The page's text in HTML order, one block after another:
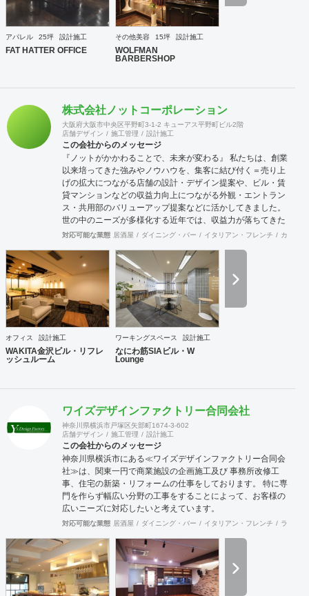
アパレル 25坪 設計施工
FAT HATTER OFFICE
その他美容 15坪 設計施工
WOLFMAN
BARBERSHOP
株式会社ノットコーポレーション
大阪府大阪市中央区平野町3-1-2 キューアス平野町ビル2階
店舗デザイン
施工管理 設計施工
この会社からのメッセージ
『ノットがかかわることで、未来が変わる』 私たちは、創業
以来培ってきた強みやノウハウを、集客に結び付く＝売り上
げの拡大につながる店舗の設計・デザイン提案や、ビル・賃
貸マンションなどの収益力向上につながる外観・エントラン
ス・共用部のバリューアップ提案などに活かしてきました。
世の中のニーズが多様化する近年では、収益力が落ちてきた
築古物件に対して用途転換(コンバージョン)を積極的に提案
います。 私たちのビジネスの根底には「ClientFirst=すべて
はクライアントのために」という考え方があり、クライアン
トからの要望やニーズに対して考え抜く姿勢を徹底すること
で、期待以上の結果を出していきたいと考えています。 【事
業内容】 1. 既存建築物のリモデルに関する企画、設計 2. 既
存建築物のリモデルに関する工事請負業務 3. オフィスの企
5. ディスプレイの企画、設計 6. 全各号に関する施工、管
理、プロジェクトマネジメント
対応可能な業態 居酒屋 ダイニング・バー イタリアン・フレンチ カフェ
オフィス 設計施工
WAKITA金沢ビル・リフレ
ッシュルーム
ワーキングスペース 設計施工
なにわ筋SIAビル・W
Lounge
ワイズデザインファクトリー合同会社
神奈川県横浜市戸塚区矢部町1674-3-602
店舗デザイン
施工管理 設計施工
この会社からのメッセージ
神奈川県横浜市にある≪ワイズデザインファクトリー合同会
社≫は、関東一円で商業施設の企画施工及び 事務所改修工
事、住宅の新築・リフォームの仕事をしております。 特に専
門を作らず幅広い分野の工事をすることによって、お客様の
広いニーズに対応したいと考えています。
対応可能な業態 居酒屋 ダイニング・バー イタリアン・フレンチ ラーメ